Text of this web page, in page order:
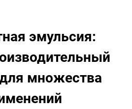
эмульсия:
множества